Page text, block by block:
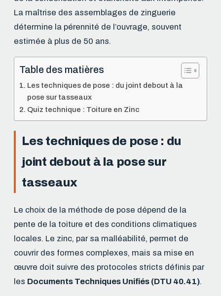
La maîtrise des assemblages de zinguerie
détermine la pérennité de l’ouvrage, souvent
estimée à plus de 50 ans.
Table des matières
Les techniques de pose : du joint debout à la
pose sur tasseaux
Quiz technique : Toiture en Zinc
Les techniques de pose : du
joint debout à la pose sur
tasseaux
Le choix de la méthode de pose dépend de la
pente de la toiture et des conditions climatiques
locales. Le zinc, par sa malléabilité, permet de
couvrir des formes complexes, mais sa mise en
œuvre doit suivre des protocoles stricts définis par
les Documents Techniques Unifiés (DTU 40.41).